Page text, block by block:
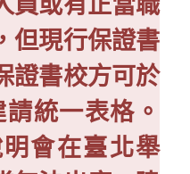
但現行保證書
證書校方可於
統一表格。
會在臺北舉